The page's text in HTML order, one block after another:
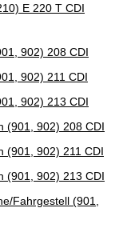
E 220 T CDI
902) 208 CDI
902) 211 CDI
902) 213 CDI
(901, 902) 208 CDI
(901, 902) 211 CDI
(901, 902) 213 CDI
Fahrgestell (901,